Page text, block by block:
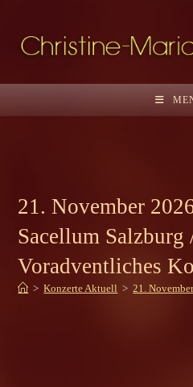
springen
21. November
Sacellum Salzburg
Voradventliches
> Konzerte Aktuell > 21.